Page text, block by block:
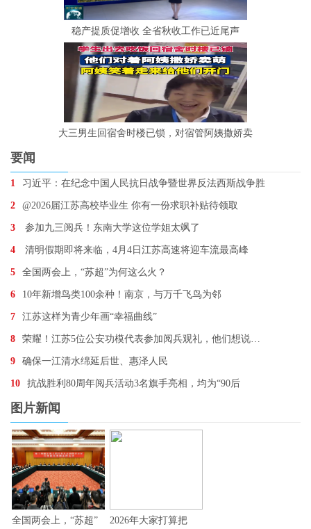
稳产提质促增收 全省秋收工作已近尾声
大三男生回宿舍时楼已锁，对宿管阿姨撒娇卖
要闻
1 习近平：在纪念中国人民抗日战争暨世界反法西斯战争胜
2 @2026届江苏高校毕业生 你有一份求职补贴待领取
3 参加九三阅兵！东南大学这位学姐太飒了
4 清明假期即将来临，4月4日江苏高速将迎车流最高峰
5 全国两会上，“苏超”为何这么火？
6 10年新增鸟类100余种！南京，与万千飞鸟为邻
7 江苏这样为青少年画“幸福曲线”
8 荣耀！江苏5位公安功模代表参加阅兵观礼，他们想说…
9 确保一江清水绵延后世、惠泽人民
10 抗战胜利80周年阅兵活动3名旗手亮相，均为“90后
图片新闻
全国两会上，“苏超” 2026年大家打算把